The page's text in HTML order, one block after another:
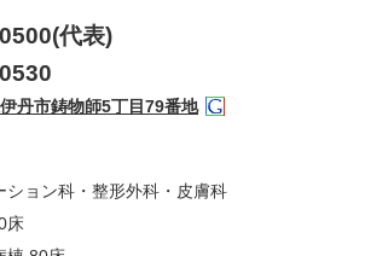
代表)
丹市鋳物師5丁目79番地
ション科・整形外科・皮膚科
床